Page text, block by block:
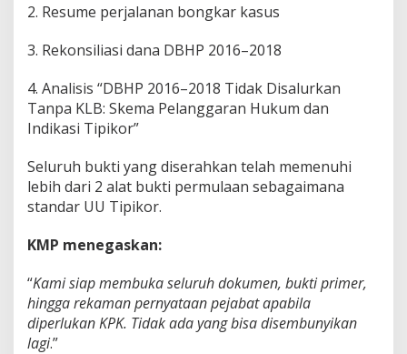
2. Resume perjalanan bongkar kasus
3. Rekonsiliasi dana DBHP 2016–2018
4. Analisis “DBHP 2016–2018 Tidak Disalurkan
Tanpa KLB: Skema Pelanggaran Hukum dan
Indikasi Tipikor”
Seluruh bukti yang diserahkan telah memenuhi
lebih dari 2 alat bukti permulaan sebagaimana
standar UU Tipikor.
KMP menegaskan:
“Kami siap membuka seluruh dokumen, bukti primer,
hingga rekaman pernyataan pejabat apabila
diperlukan KPK. Tidak ada yang bisa disembunyikan
lagi.”